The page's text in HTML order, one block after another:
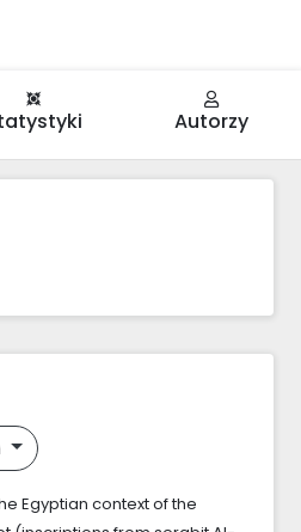
Autorzy
Egyptian context of the